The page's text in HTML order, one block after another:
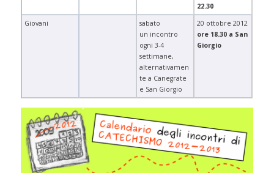
22.30
Giovani
sabato
un incontro
ogni 3-4
settimane,
alternativamen
te a Canegrate
e San Giorgio
20 ottobre 2012
ore 18.30 a San
Giorgio